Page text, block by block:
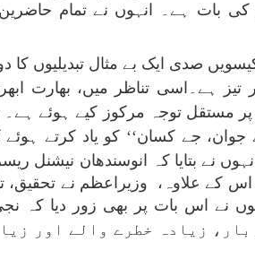
بات ہے۔ انہوں نے تمام
صدی ایک بے مثال تبدیلیوں کا
تیز
ہے۔اسی تناظر میں، بھارت
توجہ مرکوز کیے ہوئے ہے۔
جوان، جے کسان‘‘ کو یاد کرتے
نے بتایا کہ انوسندھان نیشنل
کے علاوہ، وزیراعظم نے تحقیق،
نے اس بات پر بھی زور دیا کہ
بار، زیادہ خطرے والے اور